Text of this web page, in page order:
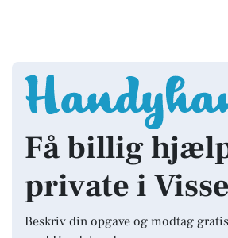
Få billig
private i
Beskriv din opgave og modtag